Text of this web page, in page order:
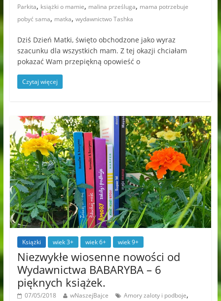
Parkita, książki o mamie, malina prześluga, mama potrzebuje
pobyć sama, matka, wydawnictwo Tashka
Dziś Dzień Matki, święto obchodzone jako wyraz
szacunku dla wszystkich mam. Z tej okazji chciałam
pokazać Wam przepiękną opowieść o
Czytaj więcej
Książki wiek 3+ wiek 6+ wiek 9+
Niezwykłe wiosenne nowości od
Wydawnictwa BABARYBA – 6
pięknych książek.
07/05/2018 wNaszejBajce Amory zaloty i podboje,